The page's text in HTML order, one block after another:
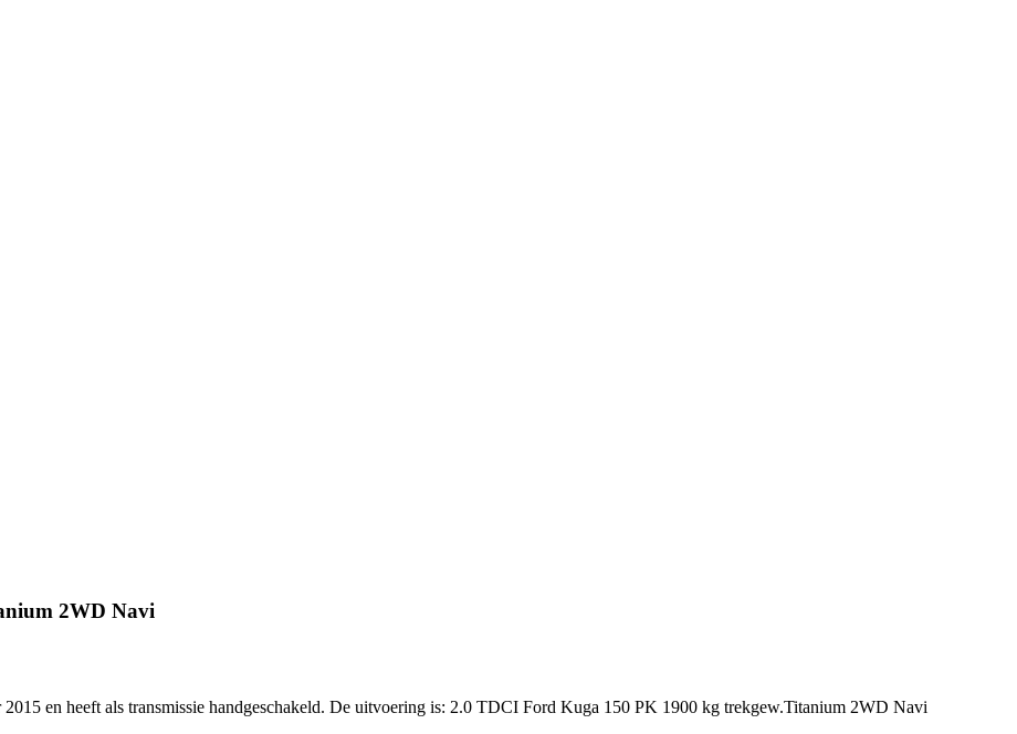
2WD Navi
en heeft als transmissie handgeschakeld. De uitvoering is: 2.0 TDCI Ford Kuga 150 PK 1900 kg trekgew.Titanium 2WD Navi